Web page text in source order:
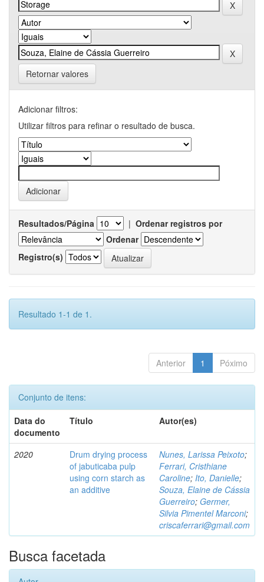
Retornar valores
Adicionar filtros:
Utilizar filtros para refinar o resultado de busca.
Resultados/Página | Ordenar registros por
Ordenar
Registro(s)
Resultado 1-1 de 1.
Anterior 1 Póximo
Conjunto de itens:
Data do
documento
Título Autor(es)
2020
Drum drying process
of jabuticaba pulp
using corn starch as
an additive
Nunes, Larissa Peixoto;
Ferrari, Cristhiane
Caroline; Ito, Danielle;
Souza, Elaine de Cássia
Guerreiro; Germer,
Silvia Pimentel Marconi;
criscaferrari@gmail.com
Busca facetada